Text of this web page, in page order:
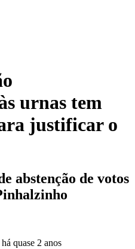
urnas tem
justificar o
abstenção de votos
quase 2 anos